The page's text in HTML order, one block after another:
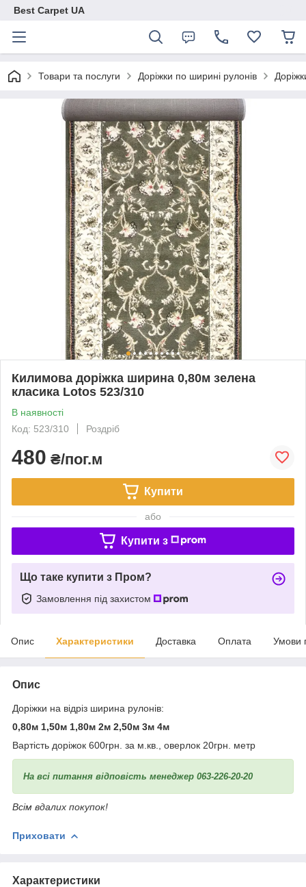
Best Carpet UA
Товари та послуги Доріжки по ширині рулонів
Килимова доріжка ширина 0,80м зелена
класика Lotos 523/310
В наявності
Код: 523/310
Роздріб
480 ₴/пог.м
Купити
або
Купити з
Що таке купити з Пром?
Замовлення під захистом
Опис Характеристики Доставка Оплата Умови
Опис
Доріжки на відріз ширина рулонів:
0,80м 1,50м 1,80м 2м 2,50м 3м 4м
Вартість доріжок 600грн. за м.кв., оверлок 20грн. метр
На всі питання відповість менеджер 063-226-20-20
Всім вдалих покупок!
Приховати
Характеристики